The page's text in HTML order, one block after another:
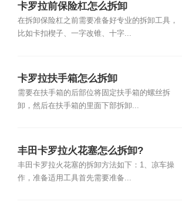
卡罗拉前保险杠怎么拆卸
在拆卸保险杠之前需要准备好专业的拆卸工具，
比如卡扣楔子、一字改锥、十字...
卡罗拉扶手箱怎么拆卸
需要在扶手箱的后部位将固定扶手箱的螺丝拆
卸，然后在扶手箱的里面下部拆卸...
丰田卡罗拉火花塞怎么拆卸?
丰田卡罗拉火花塞的拆卸方法如下：1、凉车操
作，准备适用工具首先需要准备...